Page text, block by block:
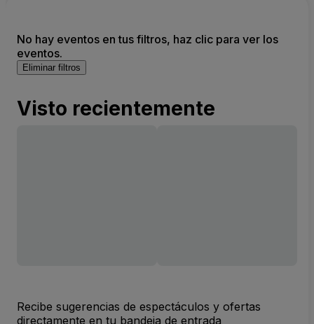
No hay eventos en tus filtros, haz clic para ver los
eventos.
Eliminar filtros
Visto recientemente
Recibe sugerencias de espectáculos y ofertas
directamente en tu bandeja de entrada